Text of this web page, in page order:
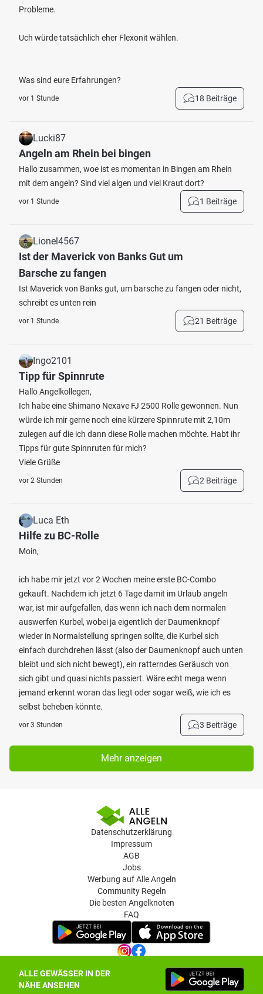
ALLE GEWÄSSER IN DER
NÄHE ANSEHEN
Probleme.
Uch würde tatsächlich eher Flexonit wählen.
Was sind eure Erfahrungen?
vor 1 Stunde 18 Beiträge
Lucki87
Angeln am Rhein bei bingen
Hallo zusammen, woe ist es momentan in Bingen am Rhein
mit dem angeln? Sind viel algen und viel Kraut dort?
vor 1 Stunde 1 Beiträge
Lionel4567
Ist der Maverick von Banks Gut um
Barsche zu fangen
Ist Maverick von Banks gut, um barsche zu fangen oder nicht,
schreibt es unten rein
vor 1 Stunde 21 Beiträge
Ingo2101
Tipp für Spinnrute
Hallo Angelkollegen,
Ich habe eine Shimano Nexave FJ 2500 Rolle gewonnen. Nun
würde ich mir gerne noch eine kürzere Spinnrute mit 2,10m
zulegen auf die ich dann diese Rolle machen möchte. Habt ihr
Tipps für gute Spinnruten für mich?
Viele Grüße
vor 2 Stunden 2 Beiträge
Luca Eth
Hilfe zu BC-Rolle
Moin,
ich habe mir jetzt vor 2 Wochen meine erste BC-Combo
gekauft. Nachdem ich jetzt 6 Tage damit im Urlaub angeln
war, ist mir aufgefallen, das wenn ich nach dem normalen
auswerfen Kurbel, wobei ja eigentlich der Daumenknopf
wieder in Normalstellung springen sollte, die Kurbel sich
einfach durchdrehen lässt (also der Daumenknopf auch unten
bleibt und sich nicht bewegt), ein ratterndes Geräusch von
sich gibt und quasi nichts passiert. Wäre echt mega wenn
jemand erkennt woran das liegt oder sogar weiß, wie ich es
selbst beheben könnte.
vor 3 Stunden 3 Beiträge
Mehr anzeigen
Datenschutzerklärung
Impressum
AGB
Jobs
Werbung auf Alle Angeln
Community Regeln
Die besten Angelknoten
FAQ
Datenschutz-Einstellungen